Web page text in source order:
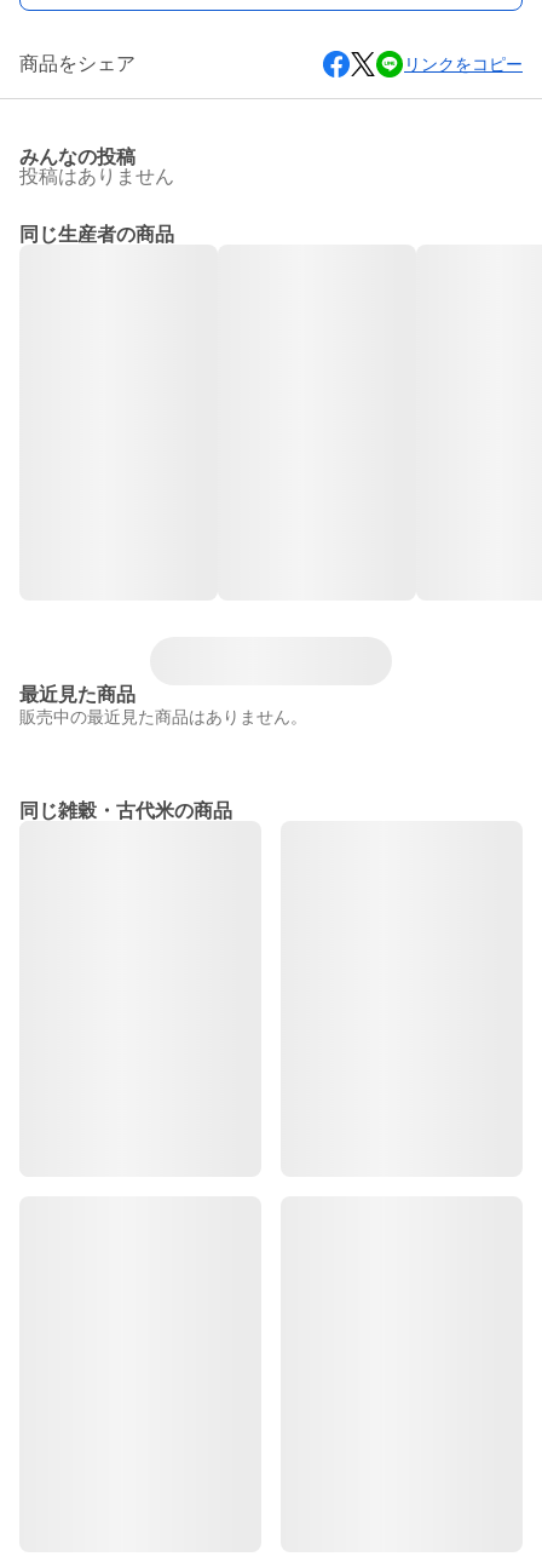
商品をシェア リンクをコピー
みんなの投稿
投稿はありません
同じ生産者の商品
最近見た商品
販売中の最近見た商品はありません。
同じ雑穀・古代米の商品